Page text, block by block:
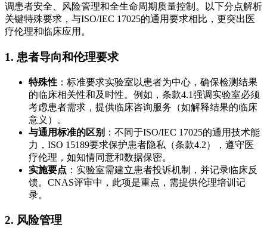
调患者安全、风险管理和全生命周期质量控制。以下分点解析
关键特殊要求，与ISO/IEC 17025的通用要求相比，更突出医
疗伦理和临床应用。
1. 患者导向和伦理要求
特殊性 ：标准要求实验室以患者为中心，确保检测结果
的临床相关性和及时性。例如，条款4.1强调实验室必须
考虑患者需求，提供临床咨询服务（如解释结果的临床
意义）。
与通用标准的区别 ：不同于ISO/IEC 17025的通用技术能
力，ISO 15189要求保护患者隐私（条款4.2），遵守医
疗伦理，如知情同意和数据保密。
实施要点 ：实验室需建立患者投诉机制，并记录临床反
馈。CNAS评审中，此项是重点，需提供伦理培训记
录。
2. 风险管理